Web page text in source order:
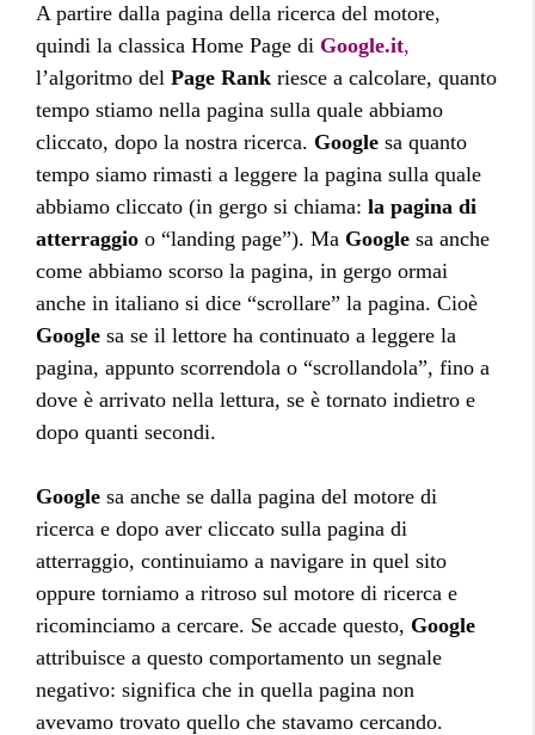
A partire dalla pagina della ricerca del motore,
quindi la classica Home Page di Google.it,
l’algoritmo del Page Rank riesce a calcolare, quanto
tempo stiamo nella pagina sulla quale abbiamo
cliccato, dopo la nostra ricerca. Google sa quanto
tempo siamo rimasti a leggere la pagina sulla quale
abbiamo cliccato (in gergo si chiama: la pagina di
atterraggio o “landing page”). Ma Google sa anche
come abbiamo scorso la pagina, in gergo ormai
anche in italiano si dice “scrollare” la pagina. Cioè
Google sa se il lettore ha continuato a leggere la
pagina, appunto scorrendola o “scrollandola”, fino a
dove è arrivato nella lettura, se è tornato indietro e
dopo quanti secondi.
Google sa anche se dalla pagina del motore di
ricerca e dopo aver cliccato sulla pagina di
atterraggio, continuiamo a navigare in quel sito
oppure torniamo a ritroso sul motore di ricerca e
ricominciamo a cercare. Se accade questo, Google
attribuisce a questo comportamento un segnale
negativo: significa che in quella pagina non
avevamo trovato quello che stavamo cercando.